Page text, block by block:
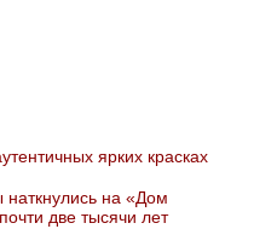
ярких красках
наткнулись на «Дом
две тысячи лет